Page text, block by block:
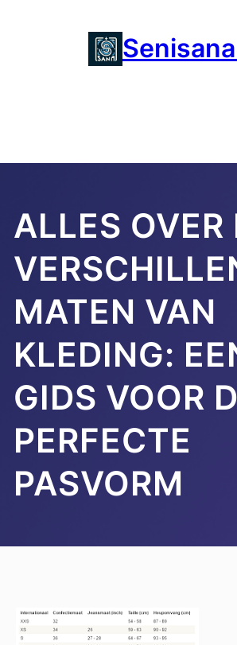
ALLES OVER
MATEN VAN
KLEDING:
GIDS VOOR
PERFECTE
PASVORM